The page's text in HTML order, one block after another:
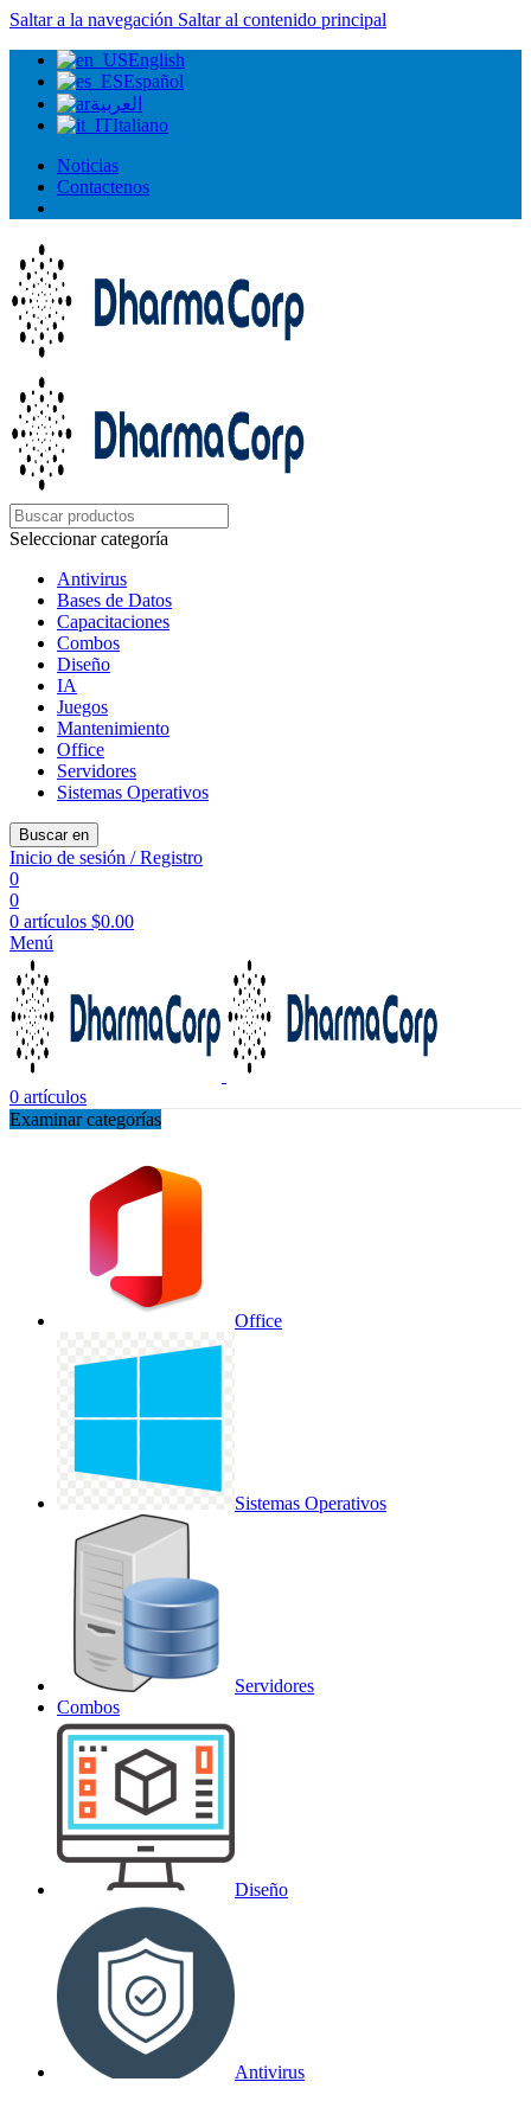
Saltar a la navegación Saltar al contenido principal
English
Español
العربية
Italiano
Noticias
Contactenos
Seleccionar categoría
Antivirus
Bases de Datos
Capacitaciones
Combos
Diseño
IA
Juegos
Mantenimiento
Office
Servidores
Sistemas Operativos
Buscar en
Inicio de sesión / Registro
0
0
0 artículos $0.00
Menú
0 artículos
Examinar categorías
Office
Sistemas Operativos
Servidores
Combos
Diseño
Antivirus